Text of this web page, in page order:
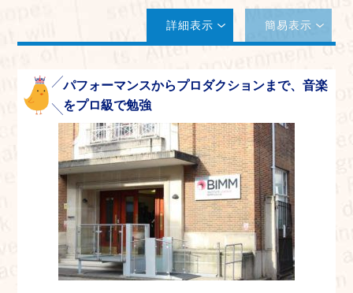
詳細表示 簡易表示
パフォーマンスからプロダクションまで、音楽
をプロ級で勉強